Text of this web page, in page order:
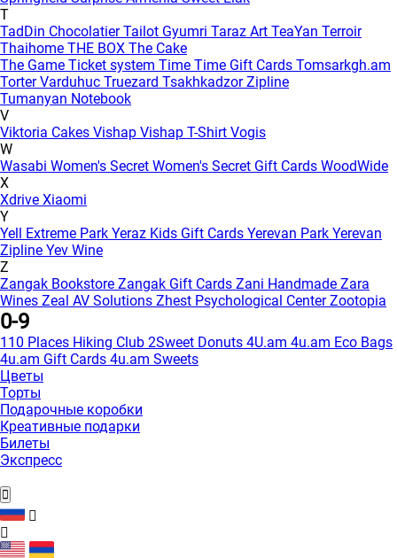
T
TadDin ChocolatierTailot Gyumri Taraz Art TeaYan Terroir
Thaihome THE BOX The Cake
The Game Ticket system Time Time Gift Cards Tomsarkgh.am
Torter Varduhuc Truezard Tsakhkadzor Zipline
Tumanyan Notebook
V
Viktoria Cakes Vishap Vishap T-Shirt Vogis
W
Wasabi Women's Secret Women's Secret Gift Cards WoodWide
X
Xdrive Xiaomi
Y
Yell Extreme Park Yeraz Kids Gift Cards Yerevan Park Yerevan
Zipline Yev Wine
Z
Zangak Bookstore Zangak Gift Cards Zani Handmade Zara
Wines Zeal AV Solutions Zhest Psychological CenterZootopia
0-9
110 Places Hiking Club 2Sweet Donuts 4U.am 4u.am Eco Bags
4u.am Gift Cards 4u.am Sweets
Цветы
Торты
Подарочные коробки
Креативные подарки
Билеты
Экспресс